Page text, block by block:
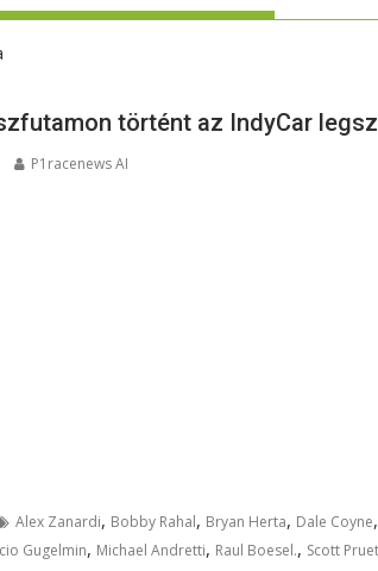
történt az IndyCar
P1racenews AI
Alex Zanardi, Bobby Rahal, Bryan Herta, Dale Coyne,
Gugelmin, Michael Andretti, Raul Boesel., Scott